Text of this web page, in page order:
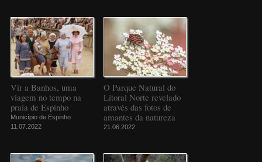
Vir a Banhos, uma
viagem no tempo na
praia de Espinho
Município de Espinho
11.07.2022
O Parque Natural do
Litoral Norte revelado
através das fotos de
amantes da natureza
21.06.2022